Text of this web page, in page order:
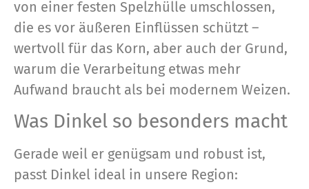
von einer festen Spelzhülle umschlossen,
die es vor äußeren Einflüssen schützt –
wertvoll für das Korn, aber auch der Grund,
warum die Verarbeitung etwas mehr
Aufwand braucht als bei modernem Weizen.
Was Dinkel so besonders macht
Gerade weil er genügsam und robust ist,
passt Dinkel ideal in unsere Region: